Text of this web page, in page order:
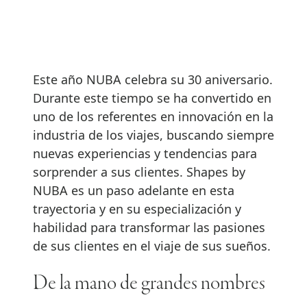
Este año NUBA celebra su 30 aniversario.
Durante este tiempo se ha convertido en
uno de los referentes en innovación en la
industria de los viajes, buscando siempre
nuevas experiencias y tendencias para
sorprender a sus clientes. Shapes by
NUBA es un paso adelante en esta
trayectoria y en su especialización y
habilidad para transformar las pasiones
de sus clientes en el viaje de sus sueños.
De la mano de grandes nombres